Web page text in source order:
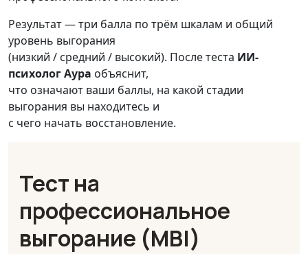
Результат — три балла по трём шкалам и общий
уровень выгорания
(низкий / средний / высокий). После теста ИИ-
психолог Аура объяснит,
что означают ваши баллы, на какой стадии
выгорания вы находитесь и
с чего начать восстановление.
Тест на
профессиональное
выгорание (MBI)